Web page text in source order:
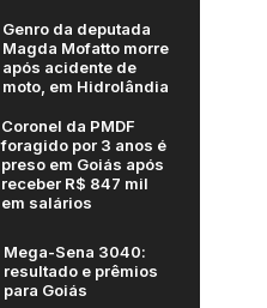
Genro da deputada
Magda Mofatto morre
após acidente de
moto, em Hidrolândia
Coronel da PMDF
foragido por 3 anos é
preso em Goiás após
receber R$ 847 mil
em salários
Mega-Sena 3040:
resultado e prêmios
para Goiás